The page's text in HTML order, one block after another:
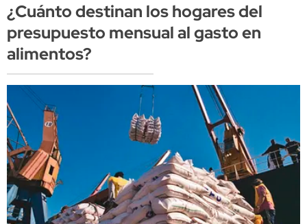
¿Cuánto destinan los hogares del
presupuesto mensual al gasto en
alimentos?